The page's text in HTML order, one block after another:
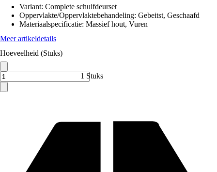
Variant: Complete schuifdeurset
Oppervlakte/Oppervlaktebehandeling: Gebeitst, Geschaafd
Materiaalspecificatie: Massief hout, Vuren
Meer artikeldetails
Hoeveelheid (Stuks)
1 Stuks